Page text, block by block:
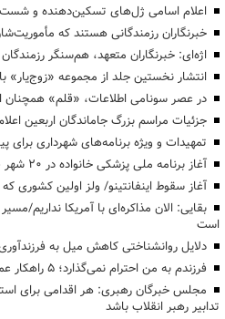
اعلام اسامی ژل‌های تسکین‌دهنده و
خبرنگاران رزمندگانی هستند که
اژه‌ای: خبرنگاران متعهد، هم‌سنگر
انتشار نخستین جلد از مجموعه «زوج‌یار»
در عصر سونامی اطلاعات، «قلم»
جزئیات مراسم بزرگ جاماندگان اربعین
تمهیدات و ویژه برنامه‌های شهرداری برای
آغاز برنامه ملی پزشکی خانواده در ۲۰ شهر فاز دوم با حضور «پزشکیان»
آغاز سقوط اینفانتینو/ ولز اولین کشوری
بقایی: الان مذاکره‌ای با آمریکا نداریم/
است
دلایل روانشناختی کاهش میل به
فرزندم به من احترام نمی‌گذارد؛ ۵ راهکار عملی برای معکوس کردن این رفتار
مجلس خبرگان رهبری: هر اقدامی برای
تدابیر رهبر انقلاب باشد